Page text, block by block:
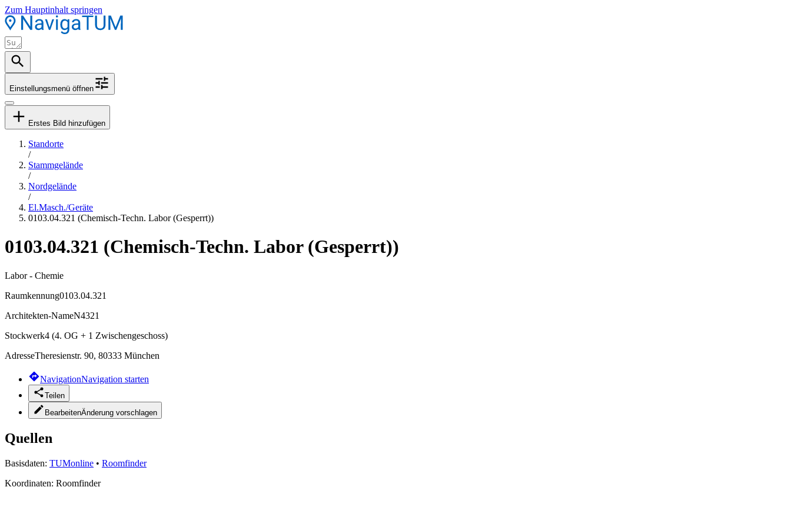
Zum Hauptinhalt springen
Einstellungsmenü öffnen
Erstes Bild hinzufügen
Standorte
/
Stammgelände
/
Nordgelände
/
El.Masch./Geräte
0103.04.321 (Chemisch-Techn. Labor (Gesperrt))
0103.04.321 (Chemisch-Techn. Labor (Gesperrt))
Labor - Chemie
Raumkennung0103.04.321
Architekten-NameN4321
Stockwerk4 (4. OG + 1 Zwischengeschoss)
AdresseTheresienstr. 90, 80333 München
NavigationNavigation starten
Teilen
BearbeitenÄnderung vorschlagen
Quellen
Basisdaten: TUMonline • Roomfinder
Koordinaten: Roomfinder